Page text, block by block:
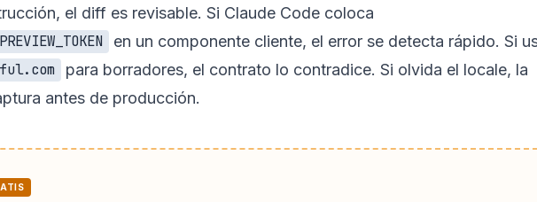
el diff es revisable. Si Claude Code coloca
en un componente cliente, el error se detecta rápido. Si
para borradores, el contrato lo contradice. Si olvida el locale, la
antes de producción.